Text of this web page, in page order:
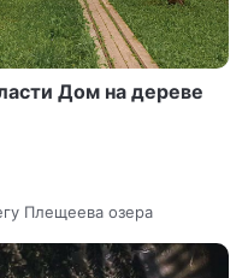
Дом на дереве
Плещеева озера